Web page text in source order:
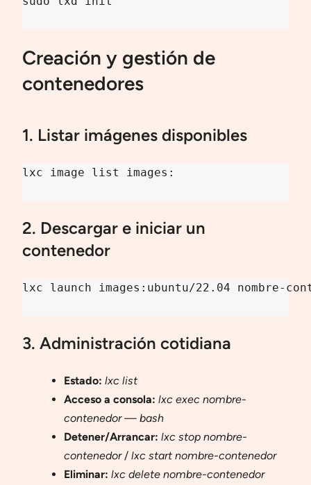
Creación y gestión de
contenedores
1. Listar imágenes disponibles
lxc image list images:
2. Descargar e iniciar un
contenedor
lxc launch images:ubuntu/22.04 nombre-
3. Administración cotidiana
Estado: lxc list
Acceso a consola: lxc exec nombre-
contenedor — bash
Detener/Arrancar: lxc stop nombre-
contenedor/ lxc start nombre-contenedor
Eliminar: lxc delete nombre-contenedor